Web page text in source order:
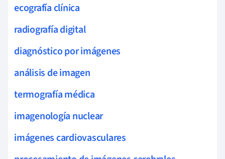
ecografía clínica
radiografía digital
diagnóstico por imágenes
análisis de imagen
termografía médica
imagenología nuclear
imágenes cardiovasculares